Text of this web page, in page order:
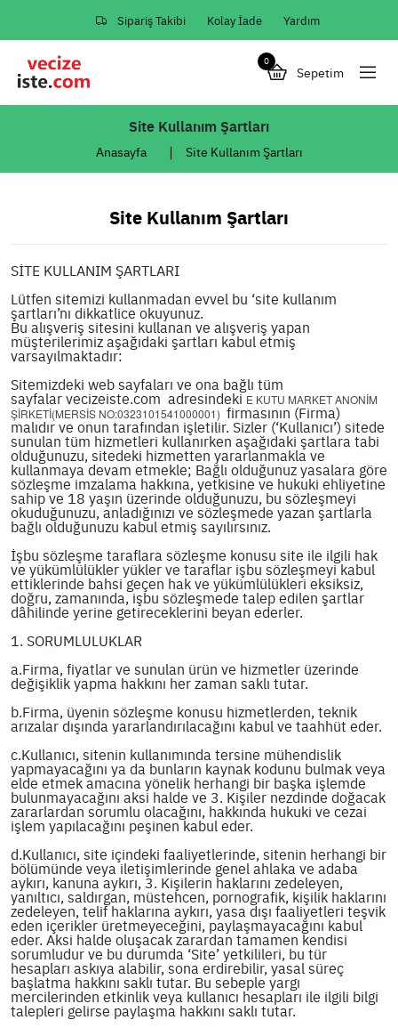
Sipariş Takibi Kolay İade Yardım
Sepetim
0
Site Kullanım Şartları
Anasayfa Site Kullanım Şartları
Site Kullanım Şartları
SİTE KULLANIM ŞARTLARI
Lütfen sitemizi kullanmadan evvel bu ‘site kullanım
şartları’nı dikkatlice okuyunuz.
Bu alışveriş sitesini kullanan ve alışveriş yapan
müşterilerimiz aşağıdaki şartları kabul etmiş
varsayılmaktadır:
Sitemizdeki web sayfaları ve ona bağlı tüm
sayfalar vecizeiste.com adresindekiE KUTU MARKET ANONİM
ŞİRKETİ(MERSİS NO:0323101541000001) firmasının (Firma)
malıdır ve onun tarafından işletilir. Sizler (‘Kullanıcı’) sitede
sunulan tüm hizmetleri kullanırken aşağıdaki şartlara tabi
olduğunuzu, sitedeki hizmetten yararlanmakla ve
kullanmaya devam etmekle; Bağlı olduğunuz yasalara göre
sözleşme imzalama hakkına, yetkisine ve hukuki ehliyetine
sahip ve 18 yaşın üzerinde olduğunuzu, bu sözleşmeyi
okuduğunuzu, anladığınızı ve sözleşmede yazan şartlarla
bağlı olduğunuzu kabul etmiş sayılırsınız.
İşbu sözleşme taraflara sözleşme konusu site ile ilgili hak
ve yükümlülükler yükler ve taraflar işbu sözleşmeyi kabul
ettiklerinde bahsi geçen hak ve yükümlülükleri eksiksiz,
doğru, zamanında, işbu sözleşmede talep edilen şartlar
dâhilinde yerine getireceklerini beyan ederler.
1. SORUMLULUKLAR
a.Firma, fiyatlar ve sunulan ürün ve hizmetler üzerinde
değişiklik yapma hakkını her zaman saklı tutar.
b.Firma, üyenin sözleşme konusu hizmetlerden, teknik
arızalar dışında yararlandırılacağını kabul ve taahhüt eder.
c.Kullanıcı, sitenin kullanımında tersine mühendislik
yapmayacağını ya da bunların kaynak kodunu bulmak veya
elde etmek amacına yönelik herhangi bir başka işlemde
bulunmayacağını aksi halde ve 3. Kişiler nezdinde doğacak
zararlardan sorumlu olacağını, hakkında hukuki ve cezai
işlem yapılacağını peşinen kabul eder.
d.Kullanıcı, site içindeki faaliyetlerinde, sitenin herhangi bir
bölümünde veya iletişimlerinde genel ahlaka ve adaba
aykırı, kanuna aykırı, 3. Kişilerin haklarını zedeleyen,
yanıltıcı, saldırgan, müstehcen, pornografik, kişilik haklarını
zedeleyen, telif haklarına aykırı, yasa dışı faaliyetleri teşvik
eden içerikler üretmeyeceğini, paylaşmayacağını kabul
eder. Aksi halde oluşacak zarardan tamamen kendisi
sorumludur ve bu durumda ‘Site’ yetkilileri, bu tür
hesapları askıya alabilir, sona erdirebilir, yasal süreç
başlatma hakkını saklı tutar. Bu sebeple yargı
mercilerinden etkinlik veya kullanıcı hesapları ile ilgili bilgi
talepleri gelirse paylaşma hakkını saklı tutar.